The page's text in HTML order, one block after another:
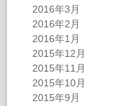
2016年3月
2016年2月
2016年1月
2015年12月
2015年11月
2015年10月
2015年9月